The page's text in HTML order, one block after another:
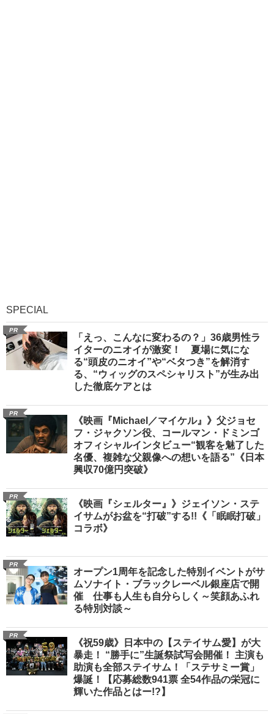
SPECIAL
PR
「えっ、こんなに変わるの？」36歳男性ラ
イターのニオイが激変！ 夏場に気にな
る“頭皮のニオイ”や“ベタつき”を解消す
る、“ウィッグのスペシャリスト”が生み出
した徹底ケアとは
PR
《映画『Michael／マイケル』》父ジョセ
フ・ジャクソン役、コールマン・ドミンゴ
オフィシャルインタビュー“観客を魅了した
名優、複雑な父親像への想いを語る”《日本
興収70億円突破》
PR
《映画『シェルター』》ジェイソン・ステ
イサムがお盆を“打破”する!!《「眠眠打破」
コラボ》
PR
オープン1周年を記念した特別イベントがサ
ムソナイト・ブラックレーベル銀座店で開
催 仕事も人生も自分らしく～笑顔あふれ
る特別対談～
PR
《祝59歳》日本中の【ステイサム愛】が大
暴走！ “勝手に”生誕祭試写会開催！ 主演も
助演も全部ステイサム！「ステサミー賞」
爆誕！【応募総数941票 全54作品の栄冠に
輝いた作品とはー!?】